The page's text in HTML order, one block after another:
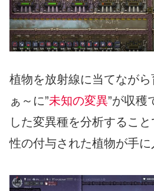
植物を放射線に当てながら
ぁ～に”未知の変異”が収穫
した変異種を分析するこ
性の付与された植物が手に